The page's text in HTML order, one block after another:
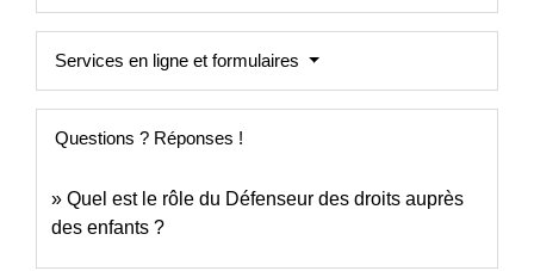
Services en ligne et formulaires
Questions ? Réponses !
Quel est le rôle du Défenseur des droits auprès
des enfants ?